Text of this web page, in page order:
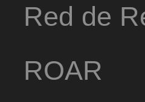
Red de
ROAR